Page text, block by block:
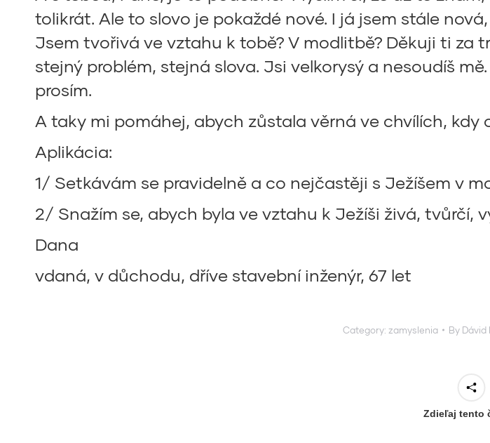
tolikrát. Ale to slovo je pokaždé nové. I já jsem stále
Jsem tvořivá ve vztahu k tobě? V modlitbě? Děkuji ti za
stejný problém, stejná slova. Jsi velkorysý a nesoudíš
prosím.
A taky mi pomáhej, abych zůstala věrná ve chvílích, kdy
Aplikácia:
1/ Setkávám se pravidelně a co nejčastěji s Ježíšem v
2/ Snažím se, abych byla ve vztahu k Ježíši živá, tvůrčí,
Dana
vdaná, v důchodu, dříve stavební inženýr, 67 let
Category: zamyslenia By Dávid
Zdieľaj tento